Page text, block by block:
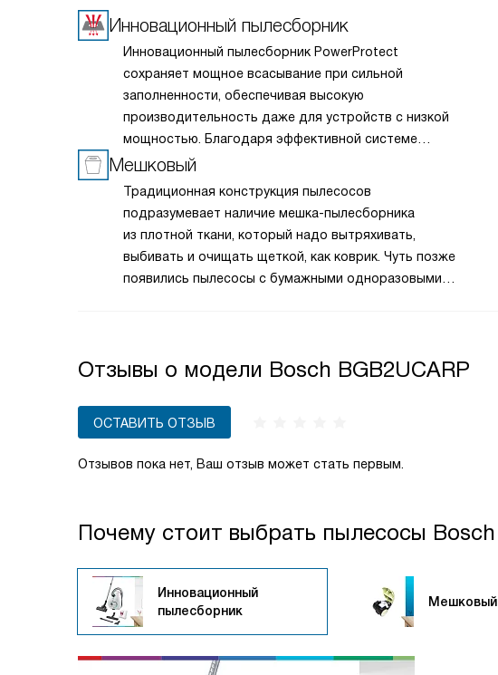
Инновационный пылесборник
Инновационный пылесборник PowerProtect
сохраняет мощное всасывание при сильной
заполненности, обеспечивая высокую
производительность даже для устройств с низкой
мощностью. Благодаря эффективной системе
фильтрации и надежному клапану-задвижке для
Мешковый
Традиционная конструкция пылесосов
подразумевает наличие мешка-пылесборника
из плотной ткани, который надо вытряхивать,
выбивать и очищать щеткой, как коврик. Чуть позже
появились пылесосы с бумажными одноразовыми
Отзывы о модели Bosch BGB2UCARP
ОСТАВИТЬ ОТЗЫВ
Отзывов пока нет, Ваш отзыв может стать первым.
Почему стоит выбрать пылесосы Bosch
Инновационный
пылесборник
Мешковый